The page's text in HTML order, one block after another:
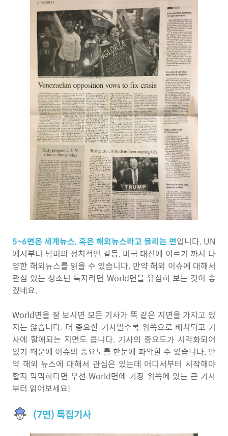
5~6면은 세계뉴스, 혹은 해외뉴스라고 불리는 면입니다. UN
에서부터 남미의 정치적인 갈등, 미국 대선에 이르기 까지 다
양한 해외뉴스를 읽을 수 있습니다. 만약 해외 이슈에 대해서
관심 있는 청소년 독자라면 World면을 유심히 보는 것이 좋
겠네요.
World면을 잘 보시면 모든 기사가 똑 같은 지면을 가지고 있
지는 않습니다. 더 중요한 기사일수록 위쪽으로 배치되고 기
사에 할애되는 지면도 큽니다. 기사의 중요도가 시각화되어
있기 때문에 이슈의 중요도를 한눈에 파악할 수 있습니다. 만
약 해외 뉴스에 대해서 관심은 있는데 어디서부터 시작해야
할지 막막하다면 우선 World면에 가장 위쪽에 있는 큰 기사
부터 읽어보세요!
(7면) 특집기사